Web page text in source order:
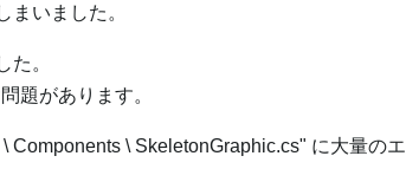
いました。
た。
題があります。
Components \ SkeletonGraphic.cs" に大量のエ